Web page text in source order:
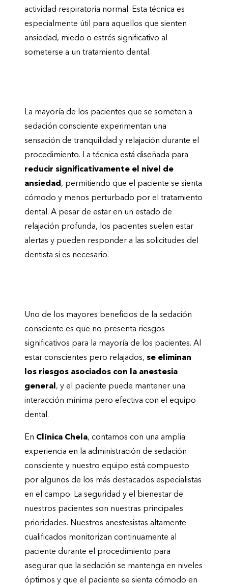
actividad respiratoria normal. Esta técnica es
especialmente útil para aquellos que sienten
ansiedad, miedo o estrés significativo al
someterse a un tratamiento dental.
La mayoría de los pacientes que se someten a
sedación consciente experimentan una
sensación de tranquilidad y relajación durante el
procedimiento. La técnica está diseñada para
reducir significativamente el nivel de
ansiedad , permitiendo que el paciente se sienta
cómodo y menos perturbado por el tratamiento
dental. A pesar de estar en un estado de
relajación profunda, los pacientes suelen estar
alertas y pueden responder a las solicitudes del
dentista si es necesario.
Uno de los mayores beneficios de la sedación
consciente es que no presenta riesgos
significativos para la mayoría de los pacientes. Al
estar conscientes pero relajados, se eliminan
los riesgos asociados con la anestesia
general , y el paciente puede mantener una
interacción mínima pero efectiva con el equipo
dental.
En Clínica Chela, contamos con una amplia
experiencia en la administración de sedación
consciente y nuestro equipo está compuesto
por algunos de los más destacados especialistas
en el campo. La seguridad y el bienestar de
nuestros pacientes son nuestras principales
prioridades. Nuestros anestesistas altamente
cualificados monitorizan continuamente al
paciente durante el procedimiento para
asegurar que la sedación se mantenga en niveles
óptimos y que el paciente se sienta cómodo en